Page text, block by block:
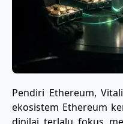
​Pendiri Ethereum,
ekosistem Ethereum